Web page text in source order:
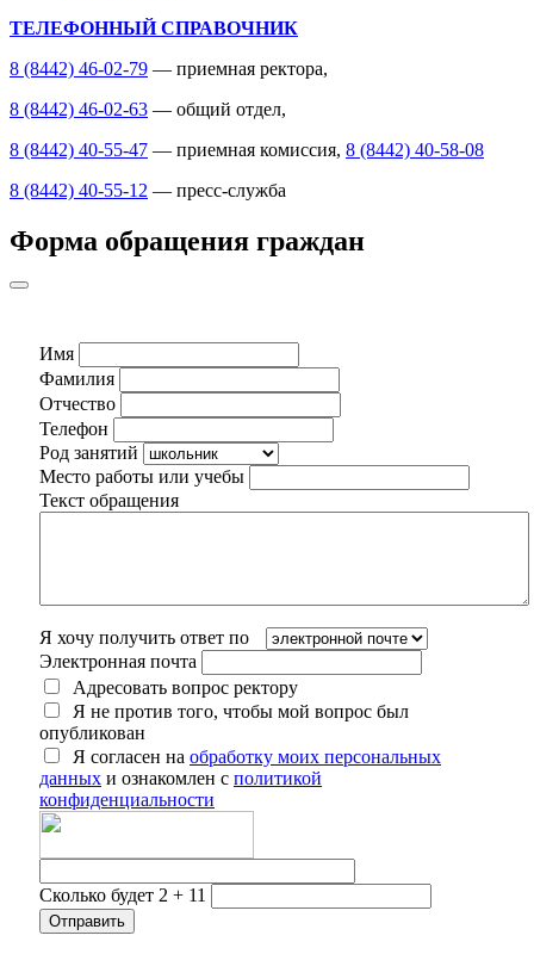
ТЕЛЕФОННЫЙ СПРАВОЧНИК
8 (8442) 46-02-79 — приемная ректора,
8 (8442) 46-02-63 — общий отдел,
8 (8442) 40-55-47 — приемная комиссия, 8 (8442) 40-58-08
8 (8442) 40-55-12 — пресс-служба
Форма обращения граждан
Имя
Фамилия
Отчество
Телефон
Род занятий
Место работы или учебы
Текст обращения
Я хочу получить ответ по
Электронная почта
Адресовать вопрос ректору
Я не против того, чтобы мой вопрос был
опубликован
Я согласен на обработку моих персональных
данных и ознакомлен с политикой
конфиденциальности
Сколько будет 2 + 11